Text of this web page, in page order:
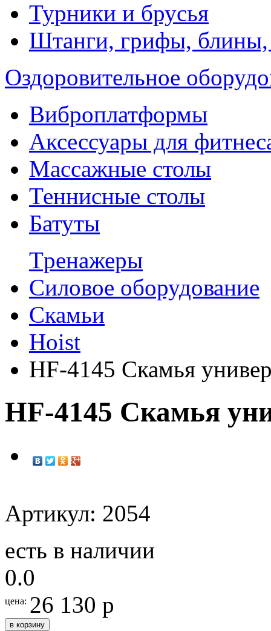
Турники и брусья
Штанги, грифы, блины,
Оздоровительное
Виброплатформы
Аксессуары для
Массажные столы
Теннисные столы
Батуты
Tренажеры
Силовое оборудование
Скамьи
Hoist
HF-4145 Скамья
HF-4145 Скамья
Артикул: 2054
есть в наличии
0.0
цена: 26 130 р
в корзину